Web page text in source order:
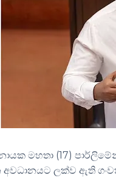
මහතා (17)
අවධානයට ලක්ව ඇති